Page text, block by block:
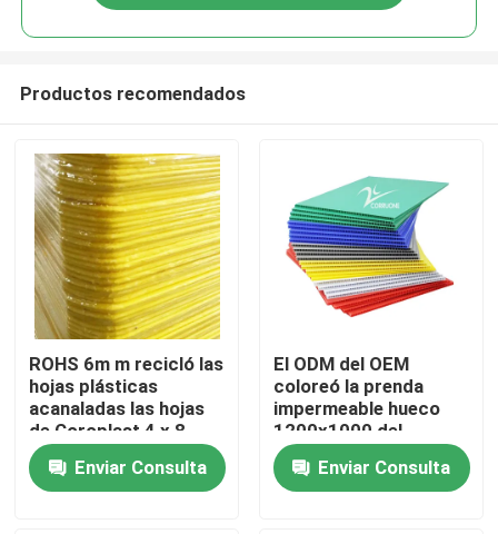
En casa
Productos
Los vídeos
Sobre nosotros
Productos recomendados
ROHS 6m m recicló las
hojas plásticas
acanaladas las hojas
de Coroplast 4 x 8
Enviar Consulta
El ODM del OEM
coloreó la prenda
impermeable hueco
1200x1000 del
tablero del
polipropileno
Enviar Consulta